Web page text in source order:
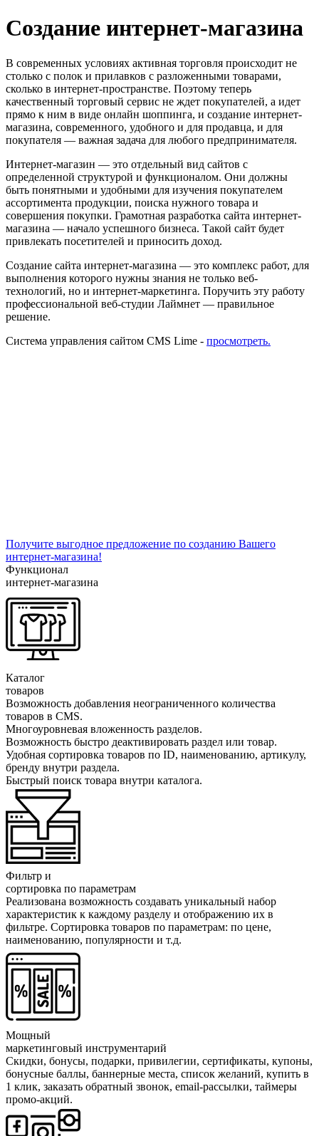
Создание интернет-магазина
В современных условиях активная торговля происходит не
столько с полок и прилавков с разложенными товарами,
сколько в интернет-пространстве. Поэтому теперь
качественный торговый сервис не ждет покупателей, а идет
прямо к ним в виде онлайн шоппинга, и создание интернет-
магазина, современного, удобного и для продавца, и для
покупателя — важная задача для любого предпринимателя.
Интернет-магазин — это отдельный вид сайтов с
определенной структурой и функционалом. Они должны
быть понятными и удобными для изучения покупателем
ассортимента продукции, поиска нужного товара и
совершения покупки. Грамотная разработка сайта интернет-
магазина — начало успешного бизнеса. Такой сайт будет
привлекать посетителей и приносить доход.
Создание сайта интернет-магазина — это комплекс работ, для
выполнения которого нужны знания не только веб-
технологий, но и интернет-маркетинга. Поручить эту работу
профессиональной веб-студии Лаймнет — правильное
решение.
Система управления сайтом CMS Lime - просмотреть.
Получите выгодное предложение по созданию Вашего
интернет-магазина!
Функционал
интернет-магазина
Каталог
товаров
Возможность добавления неограниченного количества
товаров в CMS.
Многоуровневая вложенность разделов.
Возможность быстро деактивировать раздел или товар.
Удобная сортировка товаров по ID, наименованию, артикулу,
бренду внутри раздела.
Быстрый поиск товара внутри каталога.
Фильтр и
сортировка по параметрам
Реализована возможность создавать уникальный набор
характеристик к каждому разделу и отображению их в
фильтре. Сортировка товаров по параметрам: по цене,
наименованию, популярности и т.д.
Мощный
маркетинговый инструментарий
Скидки, бонусы, подарки, привилегии, сертификаты, купоны,
бонусные баллы, баннерные места, список желаний, купить в
1 клик, заказать обратный звонок, email-рассылки, таймеры
промо-акций.